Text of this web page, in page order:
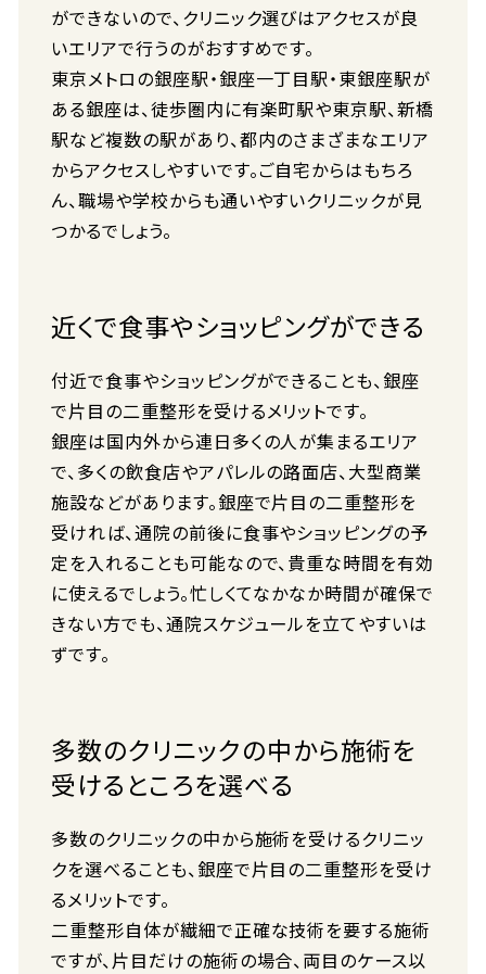
ができないので、クリニック選びはアクセスが良
いエリアで行うのがおすすめです。
東京メトロの銀座駅・銀座一丁目駅・東銀座駅が
ある銀座は、徒歩圏内に有楽町駅や東京駅、新橋
駅など複数の駅があり、都内のさまざまなエリア
からアクセスしやすいです。ご自宅からはもちろ
ん、職場や学校からも通いやすいクリニックが見
つかるでしょう。
近くで食事やショッピングができる
付近で食事やショッピングができることも、銀座
で片目の二重整形を受けるメリットです。
銀座は国内外から連日多くの人が集まるエリア
で、多くの飲食店やアパレルの路面店、大型商業
施設などがあります。銀座で片目の二重整形を
受ければ、通院の前後に食事やショッピングの予
定を入れることも可能なので、貴重な時間を有効
に使えるでしょう。忙しくてなかなか時間が確保で
きない方でも、通院スケジュールを立てやすいは
ずです。
多数のクリニックの中から施術を
受けるところを選べる
多数のクリニックの中から施術を受けるクリニッ
クを選べることも、銀座で片目の二重整形を受け
るメリットです。
二重整形自体が繊細で正確な技術を要する施術
ですが、片目だけの施術の場合、両目のケース以